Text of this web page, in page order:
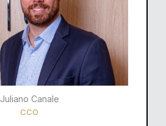
Juliano Canale
CCO